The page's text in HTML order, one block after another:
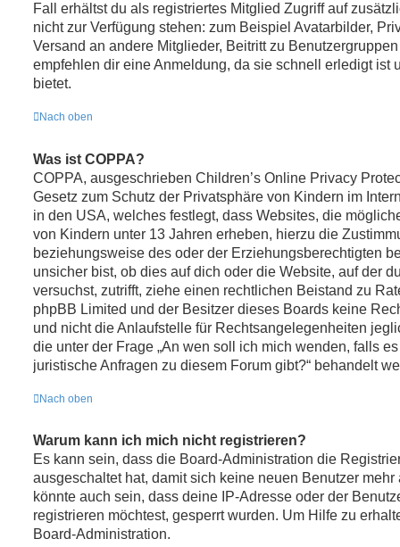
Fall erhältst du als registriertes Mitglied Zugriff auf
nicht zur Verfügung stehen: zum Beispiel Avatarbilder,
Versand an andere Mitglieder, Beitritt zu
empfehlen dir eine Anmeldung, da sie schnell erledigt ist
bietet.
Nach oben
Was ist COPPA?
COPPA, ausgeschrieben Children’s Online Privacy
Gesetz zum Schutz der Privatsphäre von Kindern im
in den USA, welches festlegt, dass Websites, die
von Kindern unter 13 Jahren erheben, hierzu die
beziehungsweise des oder der Erziehungsberechtigten
unsicher bist, ob dies auf dich oder die Website, auf der
versuchst, zutrifft, ziehe einen rechtlichen Beistand zu
phpBB Limited und der Besitzer dieses Boards keine
und nicht die Anlaufstelle für Rechtsangelegenheiten
die unter der Frage „An wen soll ich mich wenden, falls
juristische Anfragen zu diesem Forum gibt?“ behandelt
Nach oben
Warum kann ich mich nicht registrieren?
Es kann sein, dass die Board-Administration die
ausgeschaltet hat, damit sich keine neuen Benutzer
könnte auch sein, dass deine IP-Adresse oder der
registrieren möchtest, gesperrt wurden. Um Hilfe zu
Board-Administration.